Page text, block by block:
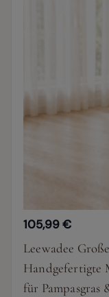
105,99 €
Leewadee
Handgefertigte
für Pampasgras